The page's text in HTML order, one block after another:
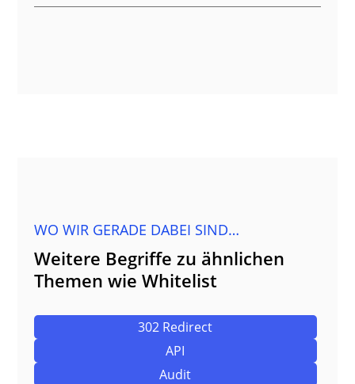
WO WIR GERADE DABEI SIND…
Weitere Begriffe zu ähnlichen
Themen wie Whitelist
302 Redirect
API
Audit